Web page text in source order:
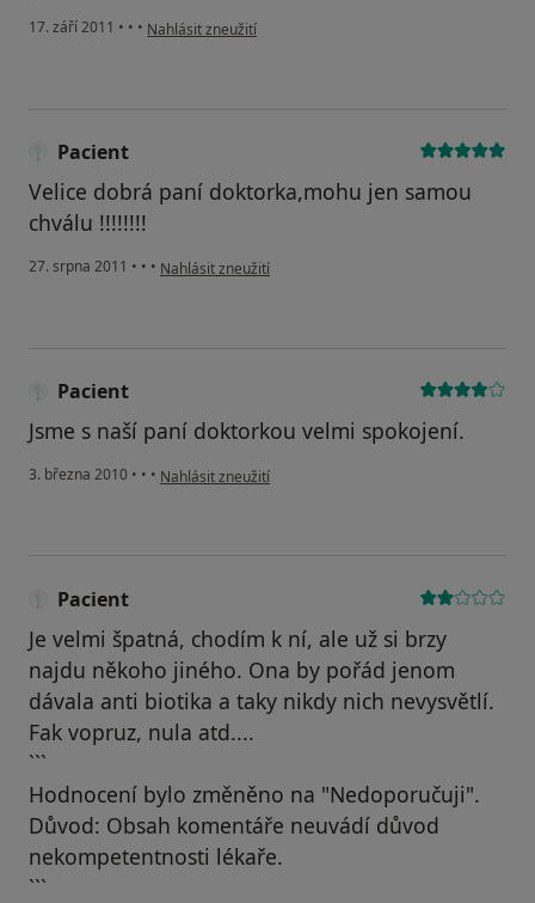
17. září 2011 • • • podle názoru uživatele Pacient
Nahlásit zneužití
Pacient
Velice dobrá paní doktorka,mohu jen samou
chválu !!!!!!!!
27. srpna 2011 • • • podle názoru uživatele Pacient
Nahlásit zneužití
Pacient
Jsme s naší paní doktorkou velmi spokojení.
3. března 2010 • • • podle názoru uživatele Pacient
Nahlásit zneužití
Pacient
Je velmi špatná, chodím k ní, ale už si brzy
najdu někoho jiného. Ona by pořád jenom
dávala anti biotika a taky nikdy nich nevysvětlí.
Fak vopruz, nula atd....
```
Hodnocení bylo změněno na "Nedoporučuji".
Důvod: Obsah komentáře neuvádí důvod
nekompetentnosti lékaře.
```